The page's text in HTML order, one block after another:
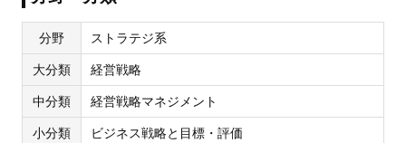
分野
ストラテジ系
大分類
経営戦略
中分類
経営戦略マネジメント
小分類
ビジネス戦略と目標・評価